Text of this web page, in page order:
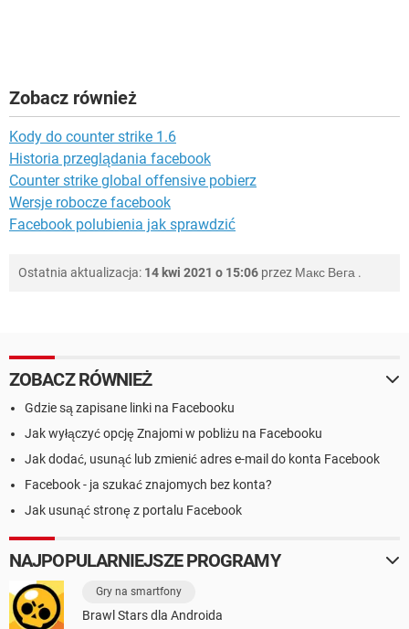
Zobacz również
Kody do counter strike 1.6
Historia przeglądania facebook
Counter strike global offensive pobierz
Wersje robocze facebook
Facebook polubienia jak sprawdzić
Ostatnia aktualizacja: 14 kwi 2021 o 15:06 przez Макс Вега .
ZOBACZ RÓWNIEŻ
Gdzie są zapisane linki na Facebooku
Jak wyłączyć opcję Znajomi w pobliżu na Facebooku
Jak dodać, usunąć lub zmienić adres e-mail do konta Facebook
Facebook - ja szukać znajomych bez konta?
Jak usunąć stronę z portalu Facebook
NAJPOPULARNIEJSZE PROGRAMY
Gry na smartfony
Brawl Stars dla Androida